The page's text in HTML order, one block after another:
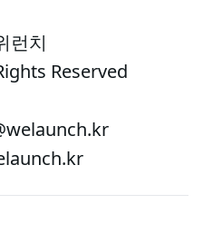
런치
Reserved